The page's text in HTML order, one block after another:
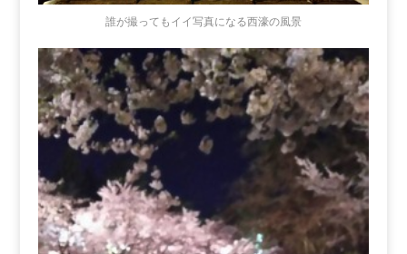
誰が撮ってもイイ写真になる西濠の風景